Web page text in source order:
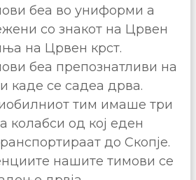
беа во униформи а
со знакот на Црвен
на Црвен крст.
беа препознатливи на
каде се садеа дрва.
тим имаше три
колабси од кој еден
до Скопје.
нашите тимови се